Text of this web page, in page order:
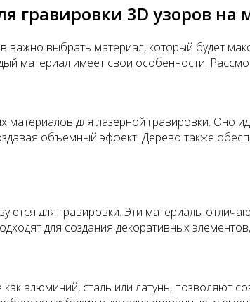
гравировки 3D узоров на
важно выбрать материал, который будет
материал имеет свои особенности.
для лазерной гравировки. Оно
объемный эффект. Дерево также
для гравировки. Эти материалы
для создания декоративных
алюминий, сталь или латунь, позволяют